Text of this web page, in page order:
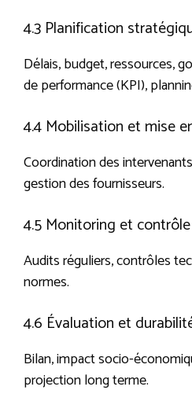
4.3 Planification
Délais, budget, ressources,
de performance (KPI),
4.4 Mobilisation et mise
Coordination des
gestion des fournisseurs.
4.5 Monitoring et
Audits réguliers, contrôles
normes.
4.6 Évaluation et
Bilan, impact socio-
projection long terme.